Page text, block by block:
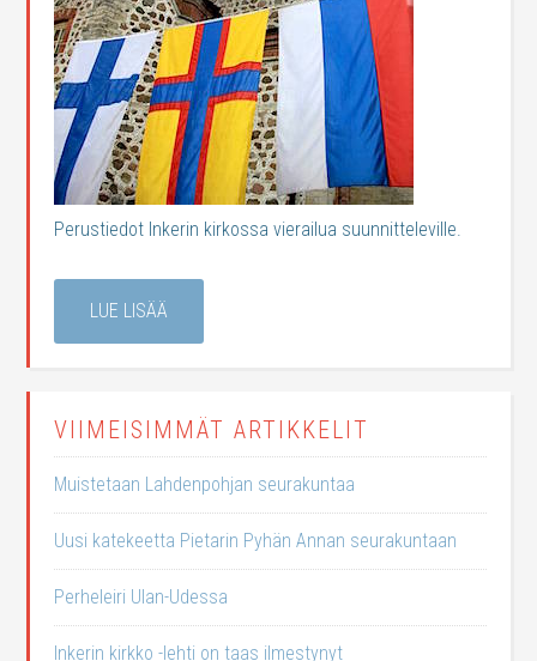
Perustiedot Inkerin kirkossa vierailua suunnitteleville.
LUE LISÄÄ
VIIMEISIMMÄT ARTIKKELIT
Muistetaan Lahdenpohjan seurakuntaa
Uusi katekeetta Pietarin Pyhän Annan seurakuntaan
Perheleiri Ulan-Udessa
Inkerin kirkko -lehti on taas ilmestynyt